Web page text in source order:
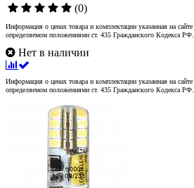
(0)
Информация о ценах товара и комплектации указанная на
определяемом положениями ст. 435 Гражданского Кодекса РФ.
Нет в наличии
Информация о ценах товара и комплектации указанная на
определяемом положениями ст. 435 Гражданского Кодекса РФ.